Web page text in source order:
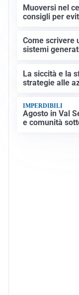
Muoversi nel
consigli per
Come scrivere
sistemi
La siccità e la
strategie alle
IMPERDIBILI
Agosto in Val
e comunità